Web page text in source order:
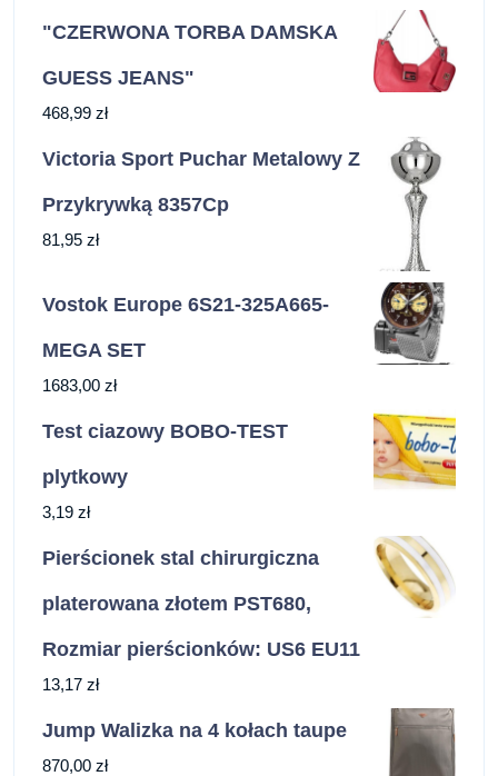
"CZERWONA TORBA DAMSKA
GUESS JEANS"
468,99 zł
Victoria Sport Puchar Metalowy Z
Przykrywką 8357Cp
81,95 zł
Vostok Europe 6S21-325A665-
MEGA SET
1683,00 zł
Test ciazowy BOBO-TEST
plytkowy
3,19 zł
Pierścionek stal chirurgiczna
platerowana złotem PST680,
Rozmiar pierścionków: US6 EU11
13,17 zł
Jump Walizka na 4 kołach taupe
870,00 zł